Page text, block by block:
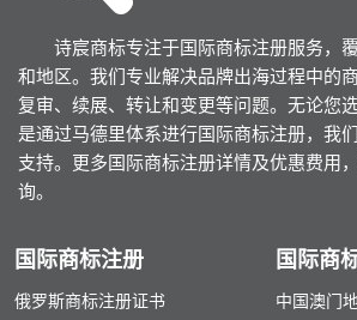
驳回通知之
则，该申请
请号均不予保留。 （3
查，审查官
后，便会在
公告。自公
基于打算使
前，颁发“
内，申请人
可提出异议，提异议的理由主要有： 1.
标或在先使用的未注册商标； 2.商标缺
乏显著性； 3.商标具有描述性； 4.商标
具有欺骗性； 5.商标具有不良影响； 6.
驰名商标； 7.在先其他权利冲突，如商
号权、外观设计、版权、人名等，可以
基于安第斯集团(包括委内瑞拉，玻利
维亚，厄瓜多尔，哥伦比亚，秘鲁）成
异议或者异议不成立的，工业产权局将
性、是否违反禁注禁用条款和是否与在
册百慕大商
理一审查一
交后3～4
形式审查和
查申请要求
实质审查包
回通知书并
明的时限内
的，将会被
定》、《巴黎公约》、《WIPO公
约》、《维也纳协定》、《TRIPs协
议》和《日内瓦公约》等国际知识产权
条约的缔约国；古巴已经加入《马德里
议定书》和《马德里协定》，故商标注
册既可通过“单国注册”的方式，也能
通过“马德里国际注册”的方式办理。
二、古巴商标注册流程 目前，古巴商
描述，接受一表多类申请。古巴构成注
册商标的要素有图形、数字、文字、字
母、颜色、三维标志或上述组合等。
使馆认证）； 智利商标注册程
询>>>受理
册。 智利商标：官方受理回执2周； 智
利商标：有效期
注册所需时为10-
使用规定连
诗宸商标专注于国际商标注册服务，
和地区。我们专业解决品牌出海过程中的
复审、续展、转让和变更等问题。无论您
是通过马德里体系进行国际商标注册，我
支持。更多国际商标注册详情及优惠费用
询。
国际商标注册
俄罗斯商标注册证书
国际商
中国澳门